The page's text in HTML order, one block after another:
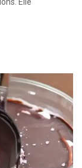
Elle